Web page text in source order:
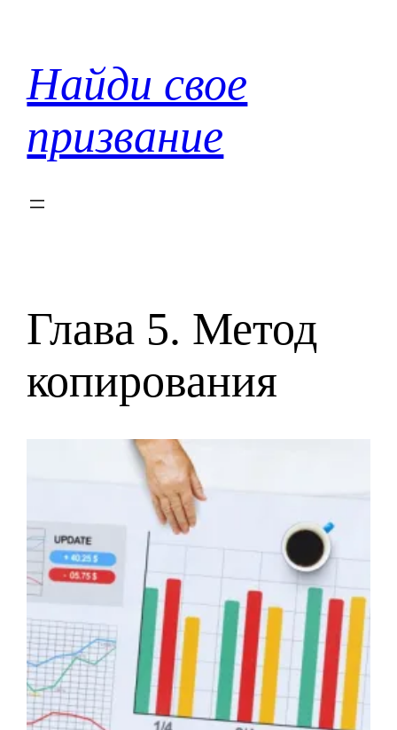
содержимому
Найди свое
призвание
Глава 5. Метод
копирования